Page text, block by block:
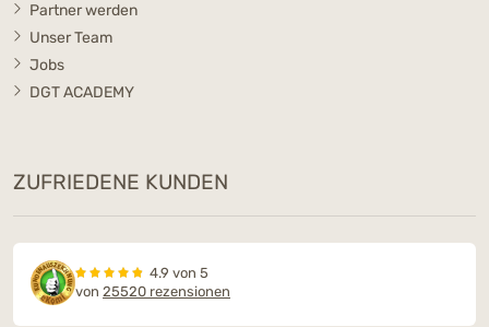
Partner werden
Unser Team
Jobs
DGT ACADEMY
ZUFRIEDENE KUNDEN
4.9 von 5
von 25520 rezensionen